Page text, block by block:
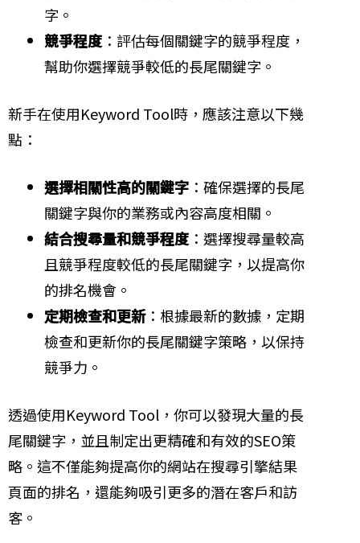
字。
競爭程度 ：評估每個關鍵字的競爭程度，
幫助你選擇競爭較低的長尾關鍵字。
新手在使用Keyword Tool時，應該注意以下幾
點：
選擇相關性高的關鍵字 ：確保選擇的長尾
關鍵字與你的業務或內容高度相關。
結合搜尋量和競爭程度 ：選擇搜尋量較高
且競爭程度較低的長尾關鍵字，以提高你
的排名機會。
定期檢查和更新：根據最新的數據，定期
檢查和更新你的長尾關鍵字策略，以保持
競爭力。
透過使用Keyword Tool，你可以發現大量的長
尾關鍵字，並且制定出更精確和有效的SEO策
略。這不僅能夠提高你的網站在搜尋引擎結果
頁面的排名，還能夠吸引更多的潛在客戶和訪
客。